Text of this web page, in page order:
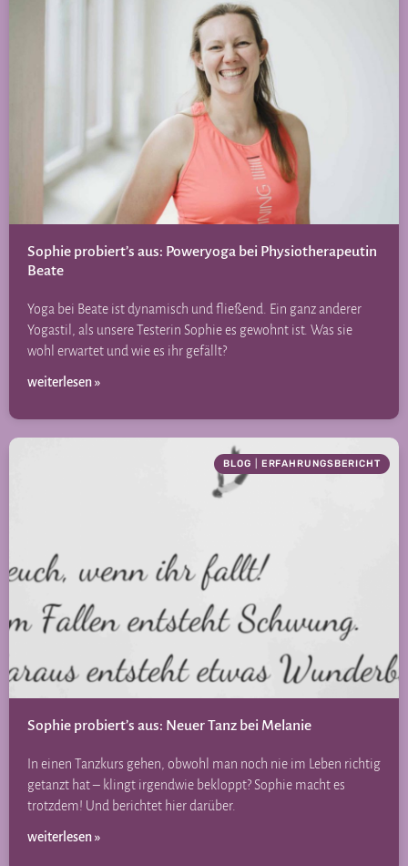
Sophie probiert’s aus: Poweryoga bei Physiotherapeutin
Beate
Yoga bei Beate ist dynamisch und fließend. Ein ganz anderer
Yogastil, als unsere Testerin Sophie es gewohnt ist. Was sie
wohl erwartet und wie es ihr gefällt?
weiterlesen »
BLOG ERFAHRUNGSBERICHT
Sophie probiert’s aus: Neuer Tanz bei Melanie
In einen Tanzkurs gehen, obwohl man noch nie im Leben richtig
getanzt hat – klingt irgendwie bekloppt? Sophie macht es
trotzdem! Und berichtet hier darüber.
weiterlesen »